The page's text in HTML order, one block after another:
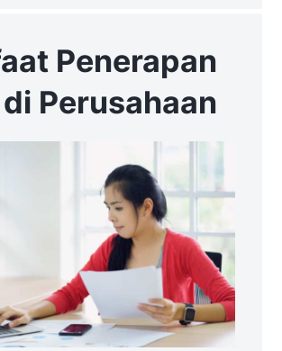
Penerapan
di Perusahaan